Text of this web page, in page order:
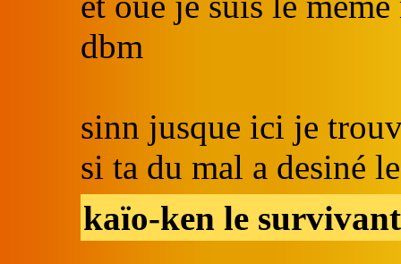
dbm
sinn jusque ici je
si ta du mal a desiné
kaïo-ken le survivant